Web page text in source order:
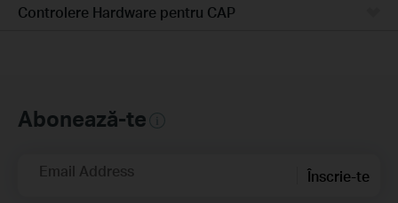
Controlere Hardware pentru CAP
Abonează-te
Email Address Înscrie-te